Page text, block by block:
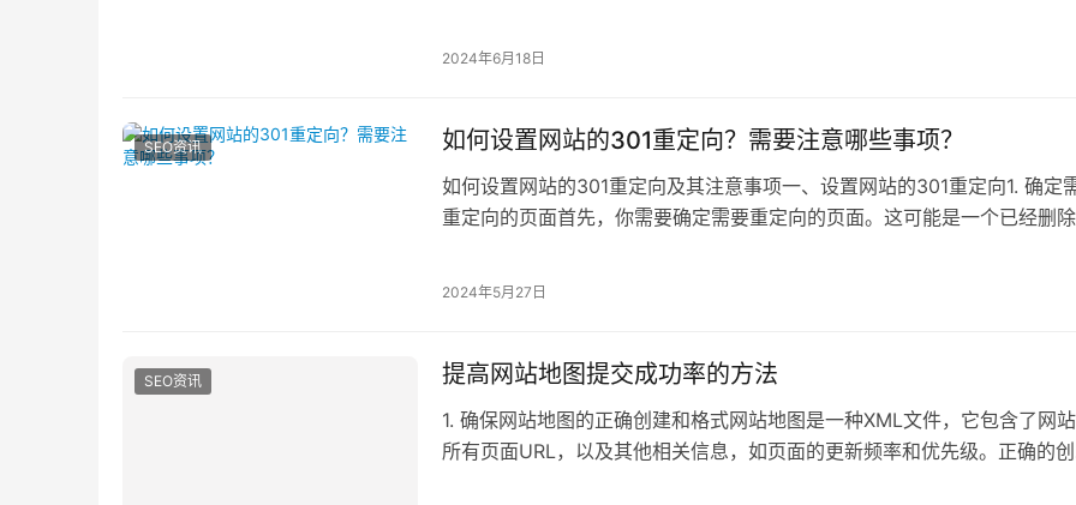
2024年6月18日
SEO资讯 如何设置网站的301重定向？需要注意哪些事项？
如何设置网站的301重定向及其注意事项一、设置网站的301重定向1. 确定
重定向的页面首先，你需要确定需要重定向的页面。这可能是一个已经删除
2024年5月27日
SEO资讯 提高网站地图提交成功率的方法
1. 确保网站地图的正确创建和格式网站地图是一种XML文件，它包含了网
所有页面URL，以及其他相关信息，如页面的更新频率和优先级。正确的创